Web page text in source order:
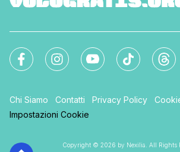
Chi Siamo Contatti Privacy Policy
Impostazioni Cookie
Copyright © 2026 by Nexilia. All Rights